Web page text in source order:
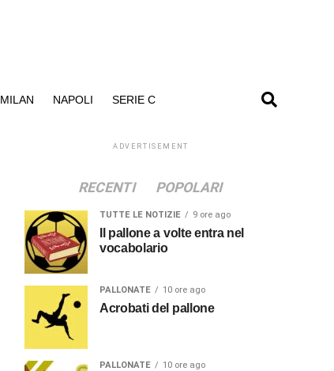
MILAN NAPOLI SERIE C
ADVERTISEMENT
RECENTI POPOLARI
TUTTE LE NOTIZIE 9 ore ago
Il pallone a volte entra nel
vocabolario
PALLONATE 10 ore ago
Acrobati del pallone
PALLONATE 10 ore ago